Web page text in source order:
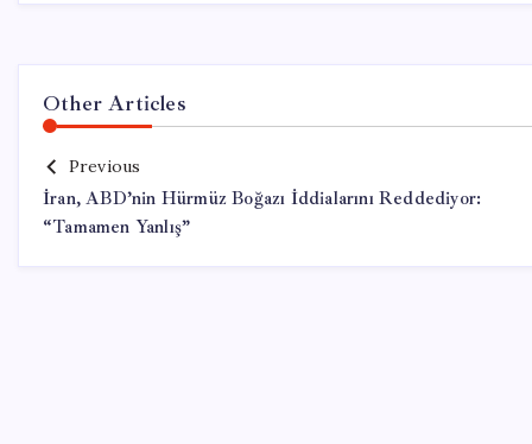
Other Articles
Previous
İran, ABD’nin Hürmüz Boğazı İddialarını Reddediyor:
“Tamamen Yanlış”